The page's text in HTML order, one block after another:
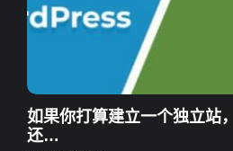
如果你打算建立一个独立站
还…